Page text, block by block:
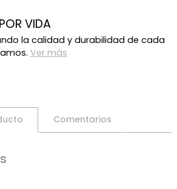
VIDA
la calidad y durabilidad de cada
Ver más
Comentarios